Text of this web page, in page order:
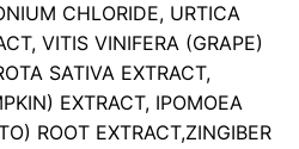
CHLORIDE, URTICA
VITIS VINIFERA (GRAPE)
SATIVA EXTRACT,
EXTRACT, IPOMOEA
ROOT EXTRACT,ZINGIBER